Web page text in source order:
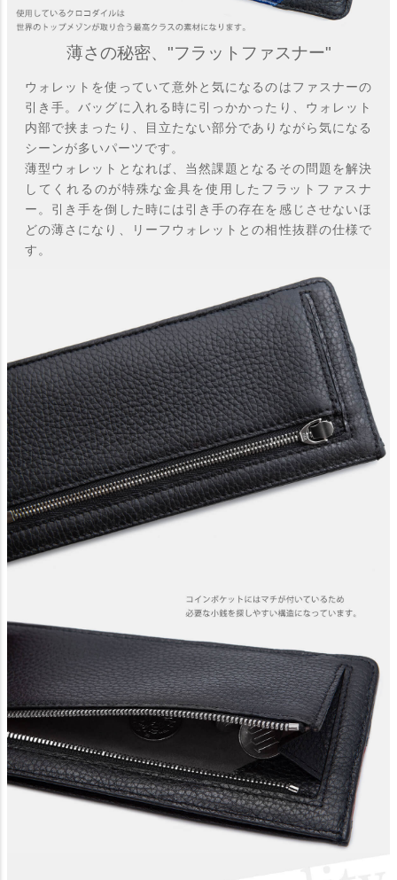
薄さの秘密、"フラットファスナー"
ウォレットを使っていて意外と気になるのはファスナーの
引き手。バッグに入れる時に引っかかったり、ウォレット
内部で挟まったり、目立たない部分でありながら気になる
シーンが多いパーツです。
薄型ウォレットとなれば、当然課題となるその問題を解決
してくれるのが特殊な金具を使用したフラットファスナ
ー。引き手を倒した時には引き手の存在を感じさせないほ
どの薄さになり、リーフウォレットとの相性抜群の仕様で
す。